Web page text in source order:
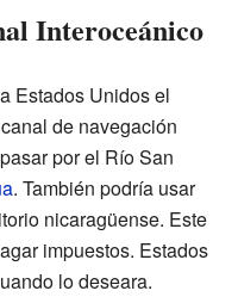
Interoceánico
Estados Unidos el
de navegación
por el Río San
. También podría usar
nicaragüense. Este
impuestos. Estados
lo deseara.